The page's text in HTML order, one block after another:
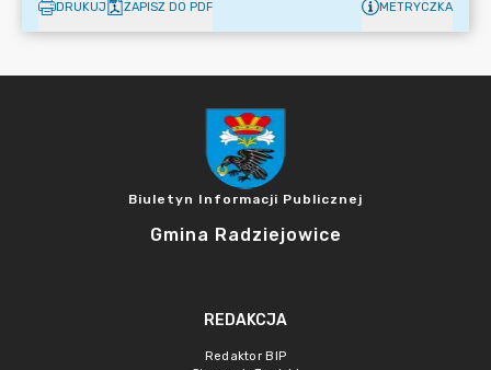
DRUKUJ ZAPISZ DO PDF METRYCZKA
Biuletyn Informacji Publicznej
Gmina Radziejowice
REDAKCJA
Redaktor BIP